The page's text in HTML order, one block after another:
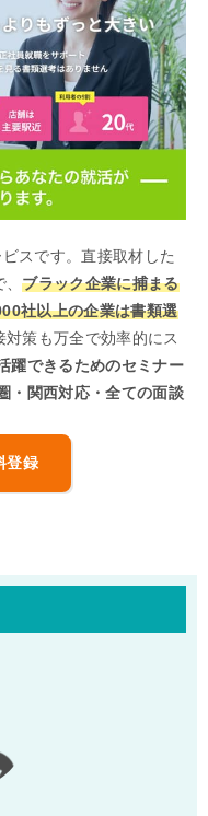
スです。直接取材した
、ブラック企業に捕まる
社以上の企業は書類選
策も万全で効率的にス
躍できるためのセミナー
・関西対応・全ての面談
登録